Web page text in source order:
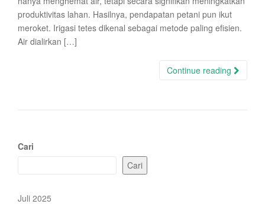
produktivitas lahan. Hasilnya, pendapatan petani pun ikut
meroket. Irigasi tetes dikenal sebagai metode paling efisien.
Air dialirkan […]
Continue reading
Cari
Cari
Juli 2025